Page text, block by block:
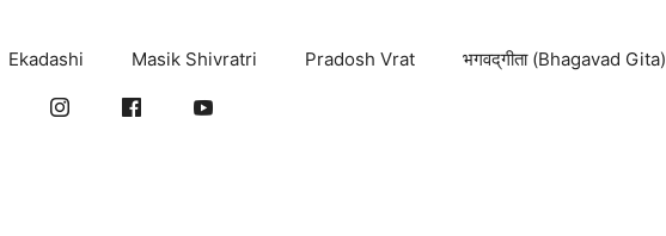
Ekadashi Masik Shivratri Pradosh Vrat भगवद्‌गीता (Bhagavad Gita)